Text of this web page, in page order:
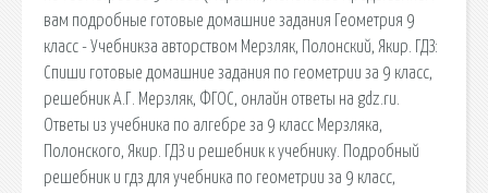
вам подробные готовые домашние задания Геометрия 9
класc - Учебникза авторством Мерзляк, Полонский, Якир. ГДЗ:
Спиши готовые домашние задания по геометрии за 9 класс,
решебник А.Г. Мерзляк, ФГОС, онлайн ответы на gdz.ru.
Ответы из учебника по алгебре за 9 класс Мерзляка,
Полонского, Якир. ГДЗ и решебник к учебнику. Подробный
решебник и гдз для учебника по геометрии за 9 класс,